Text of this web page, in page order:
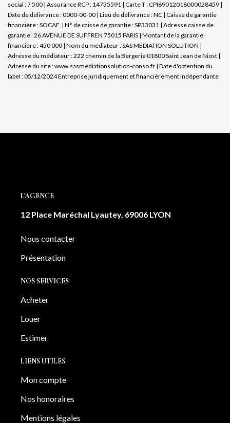
social : 7 500 | Assurance RCP : 14735591 | Carte T : CPI69012018000028459 |
Date de délivrance : 0000-00-00 | Lieu de délivrance : NC | Caisse de garantie
financière : SOCAF. | N° de caisse de garantie : SP33031 | Adresse caisse de
garantie : 26 AVENUE DE SUFFREN 75015 PARIS | Montant de la garantie
financière : 450 000 | Nom du médiateur : SAS MEDIATION SOLUTION |
Adresse du médiateur : 222 chemin de la Bergerie 01800 Saint Jean de Niost |
Adresse du site :www.sasmediationsolution-conso.fr | Date d'obtention du
label : 05/12/2024Entreprise juridiquement et financièrement indépendante
L'AGENCE
12 Place Maréchal Lyautey, 69006 LYON
Nous contacter
Présentation
NOS SERVICES
Acheter
Louer
Estimer
LIENS UTILES
Mon compte
Nos honoraires
Mentions légales